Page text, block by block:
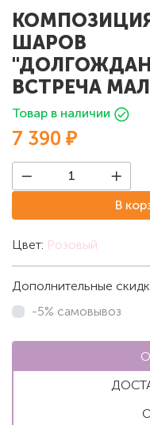
ШАРОВ
ВСТРЕЧА
Товар в наличии
7 390 ₽
В
Цвет: Розовый
Дополнительные
-5% самовывоз